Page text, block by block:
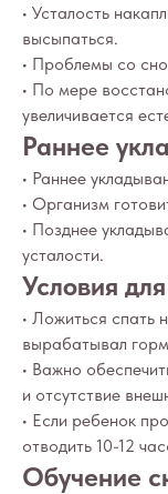
• Усталость
высыпаться.
• Проблемы со
• По мере
увеличивается
Раннее
• Раннее
• Организм
• Позднее
усталости.
Условия
• Ложиться спать
вырабатывал
• Важно
и отсутствие
• Если ребенок
отводить 10-12
Обучение
Вход/
Дети
Взрослые
Специалисты
Журнал о сне
Практикум
О проекте